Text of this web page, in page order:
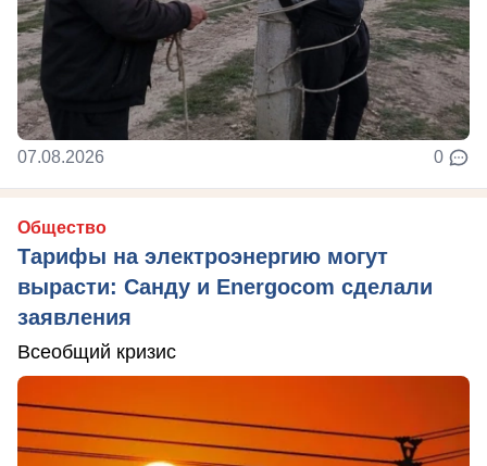
07.08.2026 0
Общество
Тарифы на электроэнергию могут
вырасти: Санду и Energocom сделали
заявления
Всеобщий кризис